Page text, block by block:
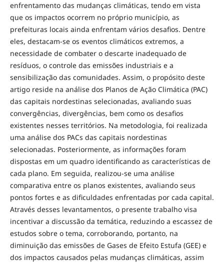
enfrentamento das mudanças climáticas, tendo em vista
que os impactos ocorrem no próprio município, as
prefeituras locais ainda enfrentam vários desafios. Dentre
eles, destacam-se os eventos climáticos extremos, a
necessidade de combater o descarte inadequado de
resíduos, o controle das emissões industriais e a
sensibilização das comunidades. Assim, o propósito deste
artigo reside na análise dos Planos de Ação Climática (PAC)
das capitais nordestinas selecionadas, avaliando suas
convergências, divergências, bem como os desafios
existentes nesses territórios. Na metodologia, foi realizada
uma análise dos PACs das capitais nordestinas
selecionadas. Posteriormente, as informações foram
dispostas em um quadro identificando as características de
cada plano. Em seguida, realizou-se uma análise
comparativa entre os planos existentes, avaliando seus
pontos fortes e as dificuldades enfrentadas por cada capital.
Através desses levantamentos, o presente trabalho visa
incentivar a discussão da temática, reduzindo a escassez de
estudos sobre o tema, corroborando, portanto, na
diminuição das emissões de Gases de Efeito Estufa (GEE) e
dos impactos causados pelas mudanças climáticas, assim